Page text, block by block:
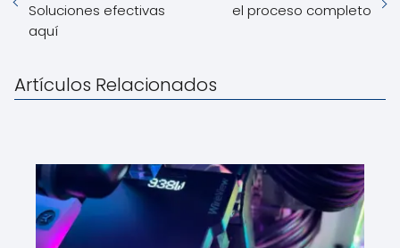
Soluciones efectivas
aquí
el proceso completo
Artículos Relacionados